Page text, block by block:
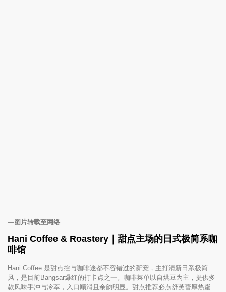
—图片转载至网络
Hani Coffee & Roastery｜甜点主场的日式极简系咖
啡馆
Hani Coffee 是甜点控与咖啡迷都不容错过的新宠，主打清新日系极简
风，是目前Bangsar爆红的打卡点之一。咖啡菜单以自烘豆为主，提供多
款风味手冲与冷萃，入口顺滑且余韵明显。甜点推荐必点舒芙蕾厚热蛋